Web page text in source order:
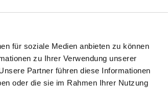
für soziale Medien anbieten zu können
zu Ihrer Verwendung unserer
Partner führen diese Informationen
oder die sie im Rahmen Ihrer Nutzung